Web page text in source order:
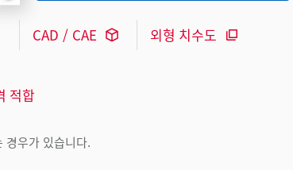
경우가 있습니다.
CAD / CAE 외형 치수도
적합